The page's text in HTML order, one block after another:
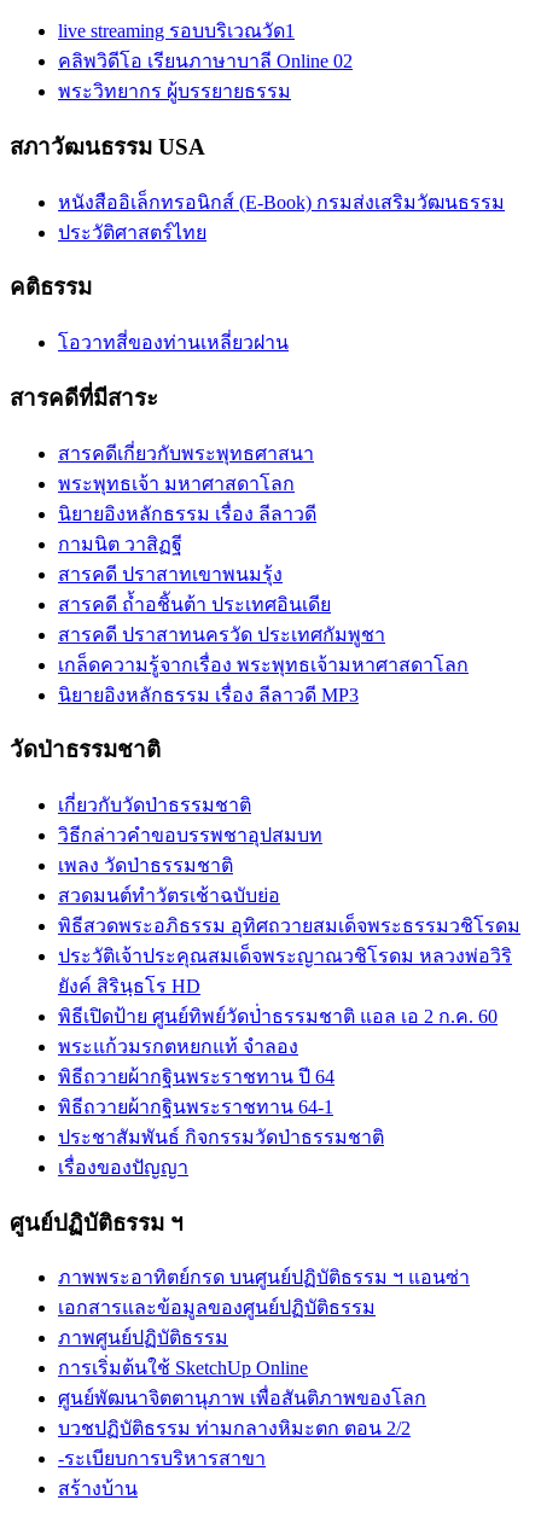
live streaming รอบบริเวณวัด1
คลิพวิดีโอ เรียนภาษาบาลี Online 02
พระวิทยากร ผู้บรรยายธรรม
สภาวัฒนธรรม USA
หนังสืออิเล็กทรอนิกส์ (E-Book) กรมส่งเสริมวัฒนธรรม
ประวัติศาสตร์ไทย
คติธรรม
โอวาทสี่ของท่านเหลี่ยวฝาน
สารคดีที่มีสาระ
สารคดีเกี่ยวกับพระพุทธศาสนา
พระพุทธเจ้า มหาศาสดาโลก
นิยายอิงหลักธรรม เรื่อง ลีลาวดี
กามนิต วาสิฏฐี
สารคดี ปราสาทเขาพนมรุ้ง
สารคดี ถ้ำอชิันต้า ประเทศอินเดีย
สารคดี ปราสาทนครวัด ประเทศกัมพูชา
เกล็ดความรู้จากเรื่อง พระพุทธเจ้ามหาศาสดาโลก
นิยายอิงหลักธรรม เรื่อง ลีลาวดี MP3
วัดป่าธรรมชาติ
เกี่ยวกับวัดป่าธรรมชาติ
วิธีกล่าวคำขอบรรพชาอุปสมบท
เพลง วัดป่าธรรมชาติ
สวดมนต์ทำวัตรเช้าฉบับย่อ
พิธีสวดพระอภิธรรม อุทิศถวายสมเด็จพระธรรมวชิโรดม
ประวัติเจ้าประคุณสมเด็จพระญาณวชิโรดม หลวงพ่อวิริ
ยังค์ สิรินฺธโร HD
พิธีเปิดป้าย ศูนย์ทิพย์วัดป่่าธรรมชาติ แอล เอ 2 ก.ค. 60
พระแก้วมรกตหยกแท้ จำลอง
พิธีถวายผ้ากฐินพระราชทาน ปี 64
พิธีถวายผ้ากฐินพระราชทาน 64-1
ประชาสัมพันธ์ กิจกรรมวัดป่าธรรมชาติ
เรื่องของปัญญา
ศูนย์ปฏิบัติธรรม ฯ
ภาพพระอาทิตย์กรด บนศูนย์ปฏิบัติธรรม ฯ แอนซ่า
เอกสารและข้อมูลของศูนย์ปฏิบัติธรรม
ภาพศูนย์ปฏิบัติธรรม
การเริ่มต้นใช้ SketchUp Online
ศูนย์พัฒนาจิตตานุภาพ เพื่อสันติภาพของโลก
บวชปฏิบัติธรรม ท่ามกลางหิมะตก ตอน 2/2
-ระเบียบการบริหารสาขา
สร้างบ้าน